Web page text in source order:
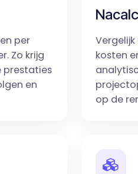
per
Zo krijg
prestaties
en
kosten
op de